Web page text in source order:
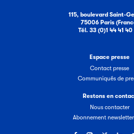
115, boulevard Saint-
75006 Paris
Tél. 33 (0)1 44 41 40
Espace presse
Contact presse
Communiqués de
Restons en
Nous contacter
Abonnement newsletter